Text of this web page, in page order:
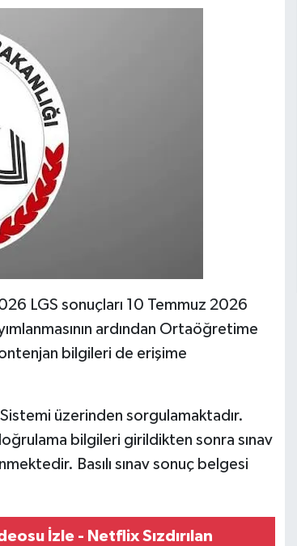
LGS sonuçları 10 Temmuz 2026
ardından Ortaöğretime
bilgileri de erişime
üzerinden sorgulamaktadır.
bilgileri girildikten sonra sınav
Basılı sınav sonuç belgesi
İzle - Netflix Sızdırılan